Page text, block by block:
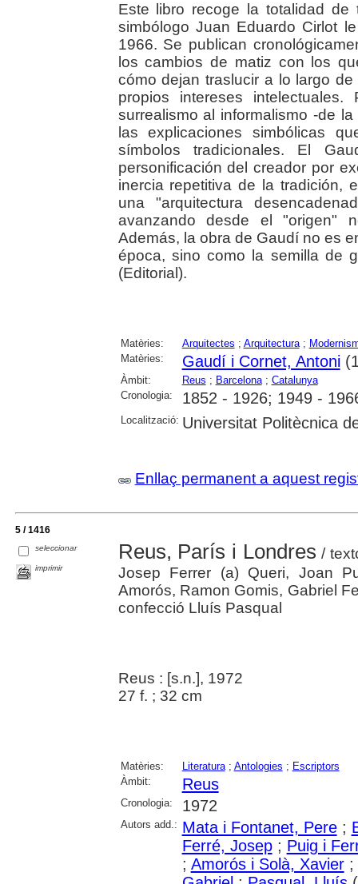
Este libro recoge la totalidad
simbólogo Juan Eduardo Cirlot
1966. Se publican
los cambios de matiz con los
cómo dejan traslucir a lo largo
propios intereses
surrealismo al informalismo -de
las explicaciones simbólicas
símbolos tradicionales. El
personificación del creador por
inercia repetitiva de la tradición,
una "arquitectura
avanzando desde el "origen"
Además, la obra de Gaudí no es
época, sino como la semilla de
(Editorial).
Matèries: Arquitectes ; Arquitectura;
Matèries:
Gaudí i Cornet, Antoni
Àmbit: Reus ; Barcelona; Catalunya
Cronologia:
1852 - 1926; 1949 -
Localització: Universitat Politècnica
Enllaç permanent a aquest
5 / 1416
seleccionar
imprimir
Reus, París i Londres /
Josep Ferrer (a) Queri, Joan
Amorós, Ramon Gomis, Gabriel
confecció Lluís Pasqual
Reus : [s.n.], 1972
27 f. ; 32 cm
Matèries: Literatura; Antologies ; Escriptors
Àmbit:
Reus
Cronologia: 1972
Autors add.: Mata i Fontanet, Pere;
Ferré, Josep; Puig i
; Amorós i Solà, Xavier;